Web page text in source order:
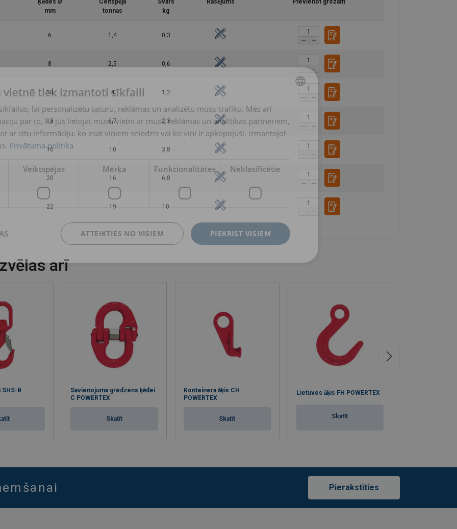
Ķēdes Ø
mm
Celtspēja
tonnas
Svars
kg
Rasējums Pievienot grozam
6 1,4 0,3
8 2,5 0,6
10 4 1,2
13 6,7 2,3
16 10 3,8
20 16 6,8
22 19 10
arī
B
Savienojuma gredzens ķēdei
C POWERTEX
Skatīt
Konteinera āķis CH
POWERTEX
Skatīt
Lietuves āķis FH POWERTEX
Skatīt
Pierakstīties
LATVIAN
ENGLISH TRANSLATION
vietnē tiek izmantoti sīkfaili
lai personalizētu saturu, reklāmas un analizētu mūsu trafiku. Mēs arī
par to, kā jūs lietojat mūsu vietni ar mūsu reklāmas un analītikas partneriem,
ar citu informāciju, ko esat viņiem sniedzis vai ko viņi ir apkopojuši, izmantojot
Privātuma politika
Veiktspējas Mērķa Funkcionalitātes Neklasificētie
PIEKRIST VISIEM
ATTEIKTIES NO VISIEM